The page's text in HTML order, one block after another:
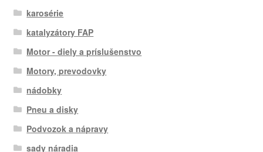
karosérie
katalyzátory FAP
Motor - diely a príslušenstvo
Motory, prevodovky
nádobky
Pneu a disky
Podvozok a nápravy
sady náradia